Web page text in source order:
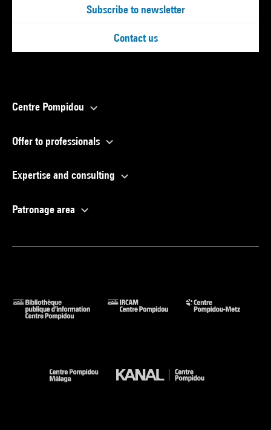
Subscribe to newsletter
Contact us
Centre Pompidou
Offer to professionals
Expertise and consulting
Patronage area